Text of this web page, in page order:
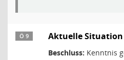
Ö 9 Aktuelle
Beschluss: Kenntnis